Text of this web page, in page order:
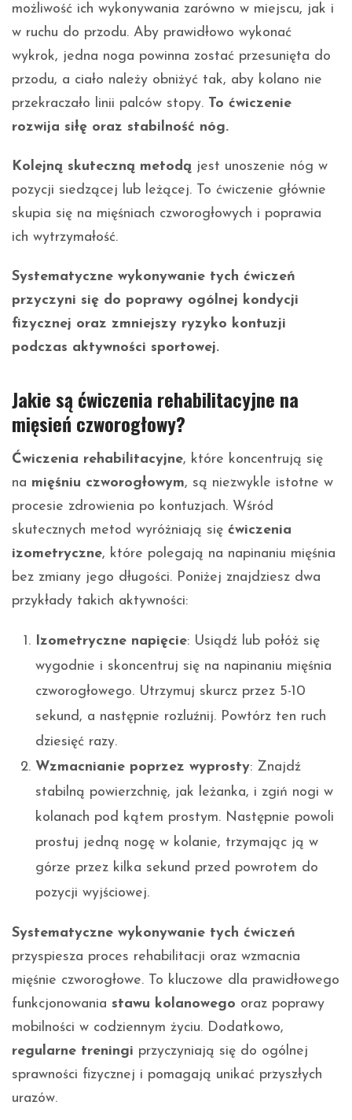
możliwość ich wykonywania zarówno w miejscu, jak i
w ruchu do przodu. Aby prawidłowo wykonać
wykrok, jedna noga powinna zostać przesunięta do
przodu, a ciało należy obniżyć tak, aby kolano nie
przekraczało linii palców stopy. To ćwiczenie
rozwija siłę oraz stabilność nóg.
Kolejną skuteczną metodą jest unoszenie nóg w
pozycji siedzącej lub leżącej. To ćwiczenie głównie
skupia się na mięśniach czworogłowych i poprawia
ich wytrzymałość.
Systematyczne wykonywanie tych ćwiczeń
przyczyni się do poprawy ogólnej kondycji
fizycznej oraz zmniejszy ryzyko kontuzji
podczas aktywności sportowej.
Jakie są ćwiczenia rehabilitacyjne na
mięsień czworogłowy?
Ćwiczenia rehabilitacyjne, które koncentrują się
na mięśniu czworogłowym, są niezwykle istotne w
procesie zdrowienia po kontuzjach. Wśród
skutecznych metod wyróżniają się ćwiczenia
izometryczne, które polegają na napinaniu mięśnia
bez zmiany jego długości. Poniżej znajdziesz dwa
przykłady takich aktywności:
Izometryczne napięcie: Usiądź lub połóż się
wygodnie i skoncentruj się na napinaniu mięśnia
czworogłowego. Utrzymuj skurcz przez 5-10
sekund, a następnie rozluźnij. Powtórz ten ruch
dziesięć razy.
Wzmacnianie poprzez wyprosty: Znajdź
stabilną powierzchnię, jak leżanka, i zgiń nogi w
kolanach pod kątem prostym. Następnie powoli
prostuj jedną nogę w kolanie, trzymając ją w
górze przez kilka sekund przed powrotem do
pozycji wyjściowej.
Systematyczne wykonywanie tych ćwiczeń
przyspiesza proces rehabilitacji oraz wzmacnia
mięśnie czworogłowe. To kluczowe dla prawidłowego
funkcjonowania stawu kolanowego oraz poprawy
mobilności w codziennym życiu. Dodatkowo,
regularne treningi przyczyniają się do ogólnej
sprawności fizycznej i pomagają unikać przyszłych
urazów.